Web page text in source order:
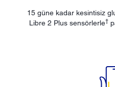
15 güne kadar kesintisiz
Libre 2 Plus sensörlerle†